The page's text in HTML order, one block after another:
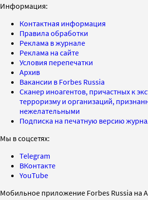
Информация:
Контактная информация
Правила обработки
Реклама в журнале
Реклама на сайте
Условия перепечатки
Архив
Вакансии в Forbes Russia
Сканер иноагентов, причастных к
терроризму и организаций,
нежелательными
Подписка на печатную версию
Мы в соцсетях:
Telegram
ВКонтакте
YouTube
Мобильное приложение Forbes Russia на